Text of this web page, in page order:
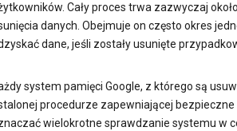
Cały proces trwa zazwyczaj
danych. Obejmuje on często okres
dane, jeśli zostały usunięte
system pamięci Google, z którego są
procedurze zapewniającej bezpieczne
wielokrotne sprawdzanie systemu w